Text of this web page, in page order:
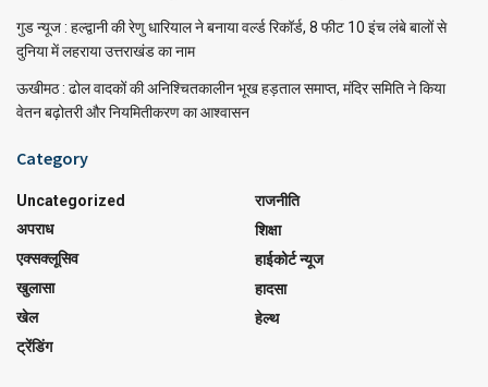
गुड न्यूज : हल्द्वानी की रेणु धारियाल ने बनाया वर्ल्ड रिकॉर्ड, 8 फीट 10 इंच लंबे बालों से
दुनिया में लहराया उत्तराखंड का नाम
ऊखीमठ : ढोल वादकों की अनिश्चितकालीन भूख हड़ताल समाप्त, मंदिर समिति ने किया
वेतन बढ़ोतरी और नियमितीकरण का आश्वासन
Category
Uncategorized
अपराध
एक्सक्लूसिव
खुलासा
खेल
ट्रेंडिंग
राजनीति
शिक्षा
हाईकोर्ट न्यूज
हादसा
हेल्थ